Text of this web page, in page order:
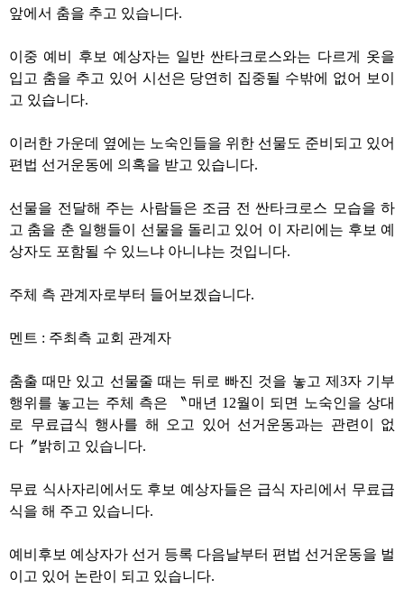
앞에서 춤을 추고 있습니다.
이중 예비 후보 예상자는 일반 싼타크로스와는 다르게 옷을
입고 춤을 추고 있어 시선은 당연히 집중될 수밖에 없어 보이
고 있습니다.
이러한 가운데 옆에는 노숙인들을 위한 선물도 준비되고 있어
편법 선거운동에 의혹을 받고 있습니다.
선물을 전달해 주는 사람들은 조금 전 싼타크로스 모습을 하
고 춤을 춘 일행들이 선물을 돌리고 있어 이 자리에는 후보 예
상자도 포함될 수 있느냐 아니냐는 것입니다.
주체 측 관계자로부터 들어보겠습니다.
멘트 : 주최측 교회 관계자
춤출 때만 있고 선물줄 때는 뒤로 빠진 것을 놓고 제 3자 기부
행위를 놓고는 주체 측은
〝매년 12월이 되면 노숙인을 상대
로 무료급식 행사를 해 오고 있어 선거운동과는 관련이 없
다 〞밝히고 있습니다.
무료 식사자리에서도 후보 예상자들은 급식 자리에서 무료급
식을 해 주고 있습니다.
예비후보 예상자가 선거 등록 다음날부터 편법 선거운동을 벌
이고 있어 논란이 되고 있습니다.